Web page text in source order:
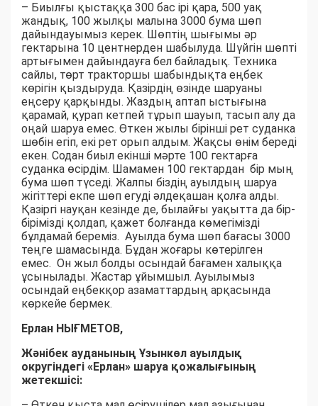
– Биылғы қыстаққа 300 бас ірі қара, 500 уақ
жандық, 100 жылқы малына 3000 бума шөп
дайындауымыз керек. Шөптің шығымы әр
гектарына 10 центнерден шабылуда. Шүйгін шөпті
артығымен дайындауға бел байладық. Техника
сайлы, төрт тракторшы шабындықта еңбек
көрігін қыздыруда. Қазірдің өзінде шаруаны
еңсеру қарқынды. Жаздың аптап ыстығына
қарамай, қурап кетпей тұрып шауып, тасып алу да
оңай шаруа емес. Өткен жылы бірінші рет суданка
шөбін егіп, екі рет орып алдым. Жақсы өнім береді
екен. Содан биыл екінші мәрте 100 гектарға
суданка өсірдім. Шамамен 100 гектардан бір мың
бума шөп түседі. Жалпы біздің ауылдың шаруа
жігіттері екпе шөп егуді әлдеқашан қолға алды.
Қазіргі науқан кезінде де, былайғы уақытта да бір-
бірімізді қолдап, қажет болғанда көмегімізді
бұлдамай береміз. Ауылда бума шөп бағасы 3000
теңге шамасында. Бұдан жоғары көтерілген
емес. Он жыл болды осындай бағамен халыққа
ұсынылады. Жастар ұйымшыл. Ауылымыз
осындай еңбекқор азаматтардың арқасында
көркейе бермек.
Ерлан НЫҒМЕТОВ,
Жәнібек ауданының Ұзынкөл ауылдық
округіндегі «Ерлан» шаруа қожалығының
жетекшісі: